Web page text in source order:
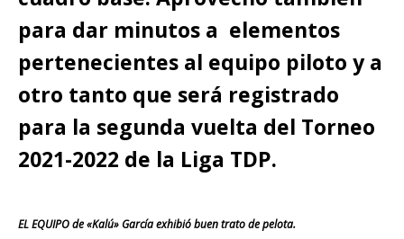
para dar minutos a elementos
pertenecientes al equipo piloto y a
otro tanto que será registrado
para la segunda vuelta del Torneo
2021-2022 de la Liga TDP.
EL EQUIPO de «Kalú» García exhibió buen trato de pelota.